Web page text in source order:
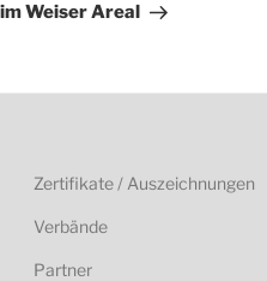
im Weiser Areal
Zertifikate / Auszeichnungen
Verbände
Partner